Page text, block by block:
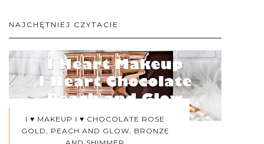
NAJCHĘTNIEJ CZYTACIE:
I ♥ MAKEUP I ♥ CHOCOLATE ROSE
GOLD, PEACH AND GLOW, BRONZE